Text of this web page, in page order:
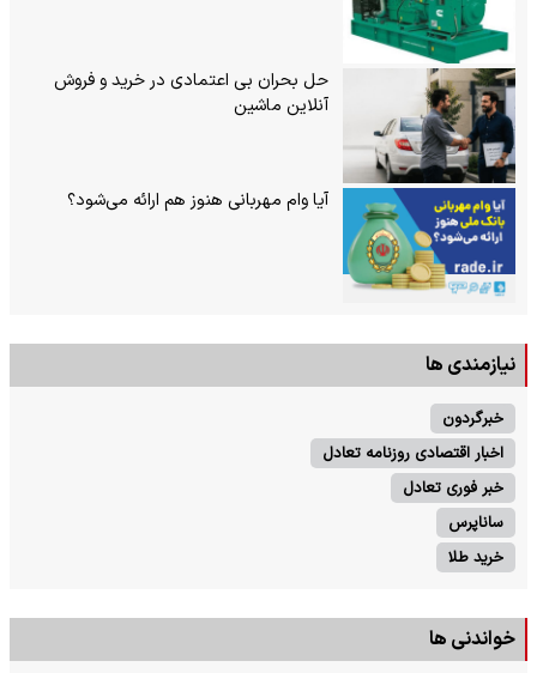
حل بحران بی‌ اعتمادی در خرید و فروش
آنلاین ماشین
آیا وام مهربانی هنوز هم ارائه می‌شود؟
نیازمندی ها
خبرگردون
اخبار اقتصادی روزنامه تعادل
خبر فوری تعادل
ساناپرس
خرید طلا
خواندنی ها